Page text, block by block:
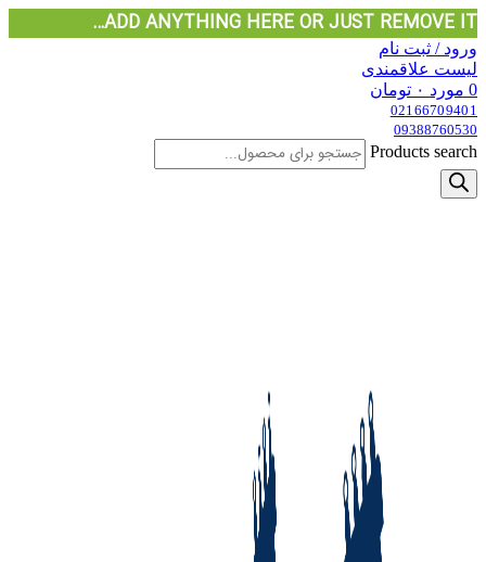
ADD ANYTHING HERE OR JUST REMOVE IT…
ورود / ثبت نام
لیست علاقمندی
0 مورد ۰ تومان
02166709401
09388760530
Products search